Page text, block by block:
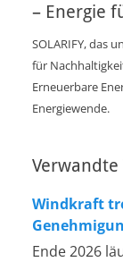
– Energie
SOLARIFY, das
für
Erneuerbare
Energiewende.
Verwandte
Windkraft
Ende 2026